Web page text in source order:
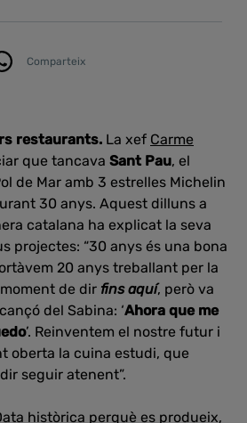
Comparteix
restaurants. La xef Carme
que tancava Sant Pau, el
de Mar amb 3 estrelles Michelin
30 anys. Aquest dilluns a
catalana ha explicat la seva
projectes: “30 anys és una bona
20 anys treballant per la
de dir fins aquí, però va
del Sabina: ‘Ahora que me
’. Reinventem el nostre futur i
oberta la cuina estudi, que
seguir atenent”.
històrica perquè es produeix,